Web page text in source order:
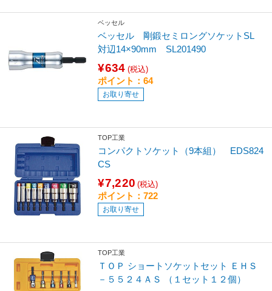
ベッセル
ベッセル 剛鍛セミロングソケットSL
対辺14×90mm SL201490
¥634 (税込)
ポイント：64
お取り寄せ
TOP工業
コンパクトソケット（9本組） EDS824
CS
¥7,220 (税込)
ポイント：722
お取り寄せ
TOP工業
ＴＯＰ ショートソケットセット ＥＨＳ
－５５２４ＡＳ （１セット１２個）